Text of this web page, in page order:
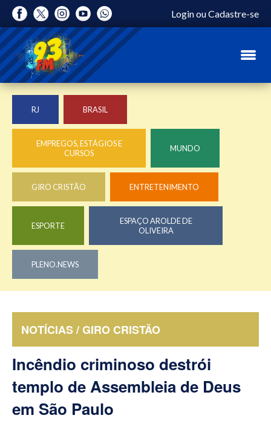
LoginouCadastre-se
RJ BRASIL
EMPREGOS, ESTÁGIOS E
CURSOS
MUNDO
GIRO CRISTÃO ENTRETENIMENTO
ESPORTE
ESPAÇO AROLDE DE
OLIVEIRA
PLENO.NEWS
NOTÍCIAS / GIRO CRISTÃO
Incêndio criminoso destrói
templo de Assembleia de Deus
em São Paulo